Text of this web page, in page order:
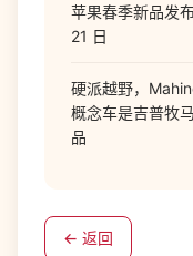
苹果春季新品发
21 日
硬派越野，
概念车是吉普牧
品
← 返回